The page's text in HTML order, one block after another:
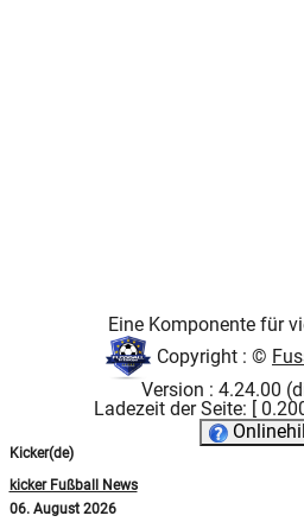
Eine Komponente für
Copyright : ©
Version : 4.24.00
Ladezeit der Seite: [
Kicker(de)
kicker Fußball News
06. August 2026